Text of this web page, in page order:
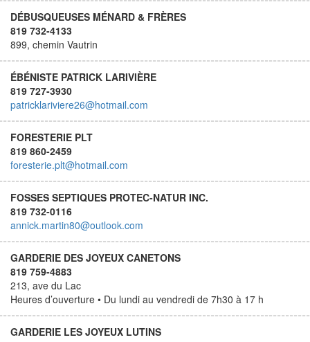
DÉBUSQUEUSES MÉNARD & FRÈRES
819 732-4133
899, chemin Vautrin
ÉBÉNISTE PATRICK LARIVIÈRE
819 727-3930
patricklariviere26@hotmail.com
FORESTERIE PLT
819 860-2459
foresterie.plt@hotmail.com
FOSSES SEPTIQUES PROTEC-NATUR INC.
819 732-0116
annick.martin80@outlook.com
GARDERIE DES JOYEUX CANETONS
819 759-4883
213, ave du Lac
Heures d’ouverture • Du lundi au vendredi de 7h30 à 17 h
GARDERIE LES JOYEUX LUTINS